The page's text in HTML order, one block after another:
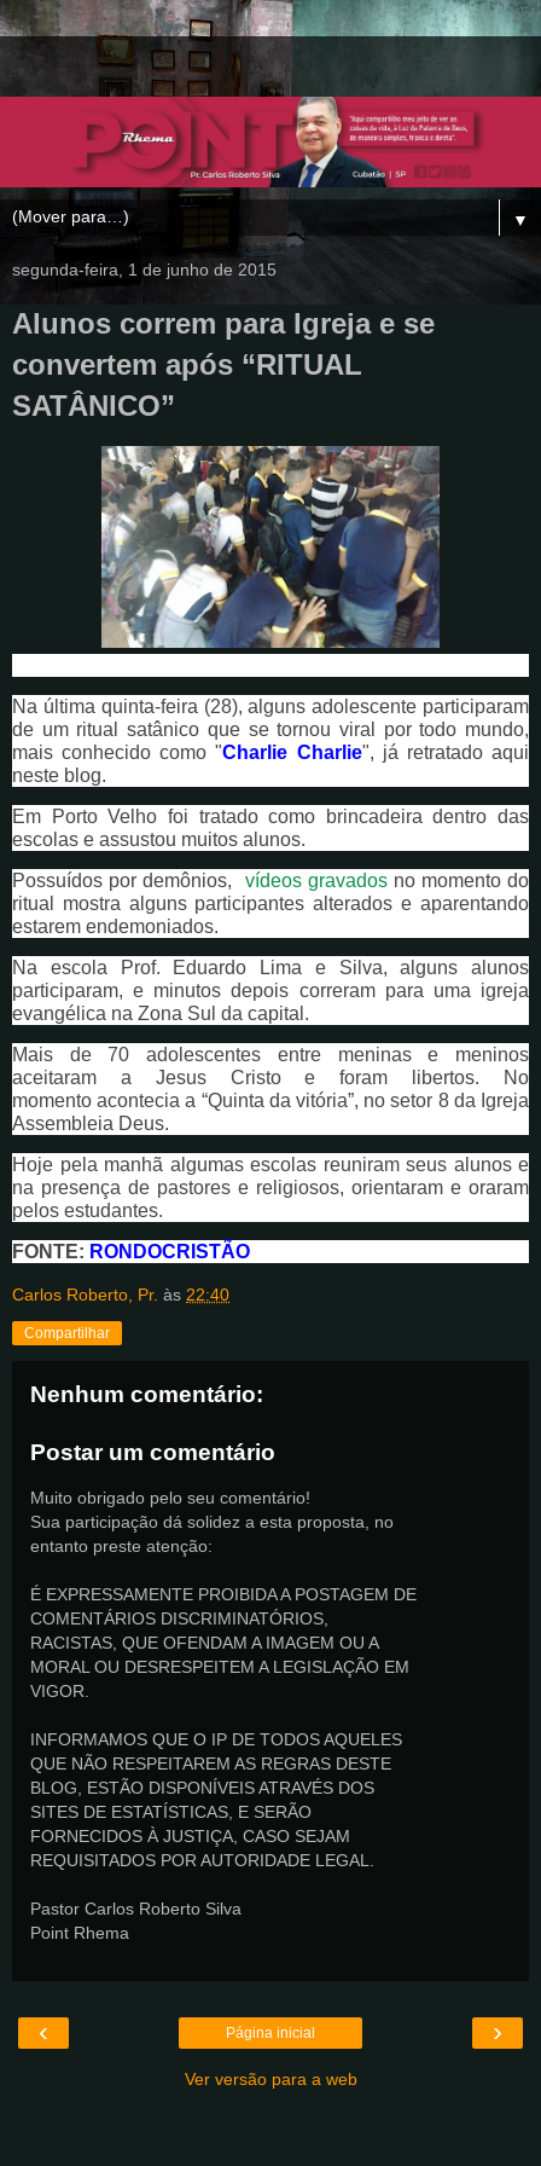
▼
segunda-feira, 1 de junho de 2015
Alunos correm para Igreja e se
convertem após “RITUAL
SATÂNICO”
Na última quinta-feira (28), alguns adolescente participaram
de um ritual satânico que se tornou viral por todo mundo,
mais conhecido como "Charlie Charlie", já retratado aqui
neste blog.
Em Porto Velho foi tratado como brincadeira dentro das
escolas e assustou muitos alunos.
Possuídos por demônios, vídeos gravadosno momento do
ritual mostra alguns participantes alterados e aparentando
estarem endemoniados.
Na escola Prof. Eduardo Lima e Silva, alguns alunos
participaram, e minutos depois correram para uma igreja
evangélica na Zona Sul da capital.
Mais de 70 adolescentes entre meninas e meninos
aceitaram a Jesus Cristo e foram libertos. No
momento acontecia a “Quinta da vitória”, no setor 8 da Igreja
Assembleia Deus.
Hoje pela manhã algumas escolas reuniram seus alunos e
na presença de pastores e religiosos, orientaram e oraram
pelos estudantes.
FONTE: RONDOCRISTÃO
Carlos Roberto, Pr. às 22:40
Compartilhar
Nenhum comentário:
Postar um comentário
Muito obrigado pelo seu comentário!
Sua participação dá solidez a esta proposta, no
entanto preste atenção:
É EXPRESSAMENTE PROIBIDA A POSTAGEM DE
COMENTÁRIOS DISCRIMINATÓRIOS,
RACISTAS, QUE OFENDAM A IMAGEM OU A
MORAL OU DESRESPEITEM A LEGISLAÇÃO EM
VIGOR.
INFORMAMOS QUE O IP DE TODOS AQUELES
QUE NÃO RESPEITAREM AS REGRAS DESTE
BLOG, ESTÃO DISPONÍVEIS ATRAVÉS DOS
SITES DE ESTATÍSTICAS, E SERÃO
FORNECIDOS À JUSTIÇA, CASO SEJAM
REQUISITADOS POR AUTORIDADE LEGAL.
Pastor Carlos Roberto Silva
Point Rhema
‹ ›
Página inicial
Ver versão para a web